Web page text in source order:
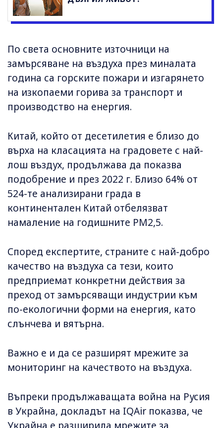
По света основните източници на
замърсяване на въздуха през миналата
година са горските пожари и изгарянето
на изкопаеми горива за транспорт и
производство на енергия.
Китай, който от десетилетия е близо до
върха на класацията на градовете с най-
лош въздух, продължава да показва
подобрение и през 2022 г. Близо 64% от
524-те анализирани града в
континентален Китай отбелязват
намаление на годишните PM2,5.
Според експертите, страните с най-добро
качество на въздуха са тези, които
предприемат конкретни действия за
преход от замърсяващи индустрии към
по-екологични форми на енергия, като
слънчева и вятърна.
Важно е и да се разширят мрежите за
мониторинг на качеството на въздуха.
Въпреки продължаващата война на Русия
в Украйна, докладът на IQAir показва, че